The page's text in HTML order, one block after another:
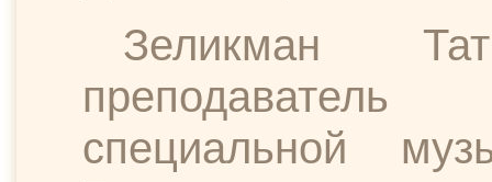
Зеликман
специальной